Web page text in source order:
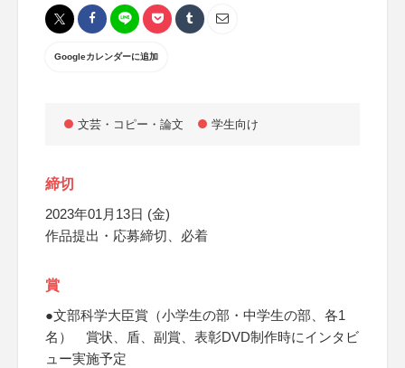
Googleカレンダーに追加
文芸・コピー・論文 学生向け
締切
2023年01月13日 (金)
作品提出・応募締切、必着
賞
●文部科学大臣賞（小学生の部・中学生の部、各1
名） 賞状、盾、副賞、表彰DVD制作時にインタビ
ュー実施予定